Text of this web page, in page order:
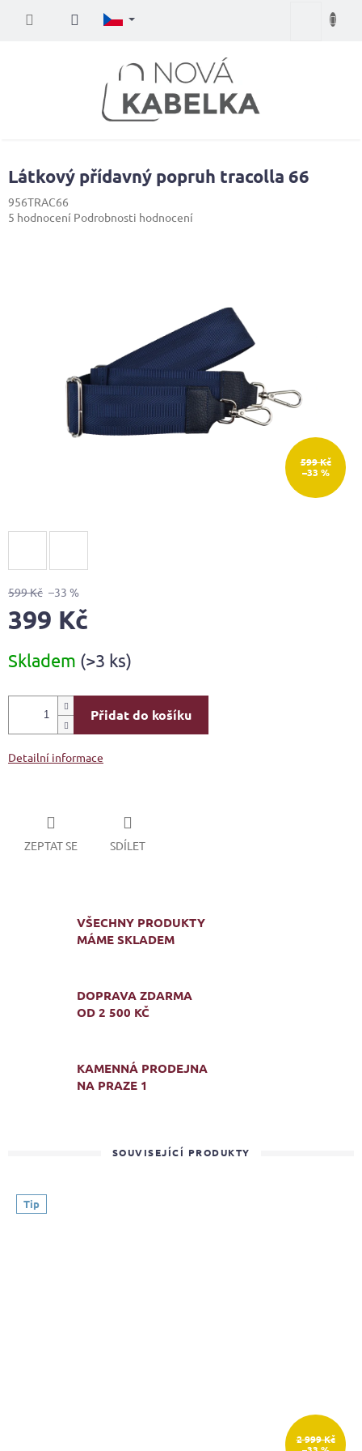
Nákupní
Látkový přídavný popruh tracolla 66
956TRAC66
Průměrné
5 hodnocení Podrobnosti hodnocení
599 Kč
–33 %
599 Kč –33 %
399 Kč
cena:
Skladem (>3 ks)
Přidat do košíku
Detailní informace
ZEPTAT SE SDÍLET
VŠECHNY PRODUKTY
MÁME SKLADEM
DOPRAVA ZDARMA
OD 2 500 KČ
KAMENNÁ PRODEJNA
NA PRAZE 1
SOUVISEJÍCÍ PRODUKTY
Tip
2 999 Kč